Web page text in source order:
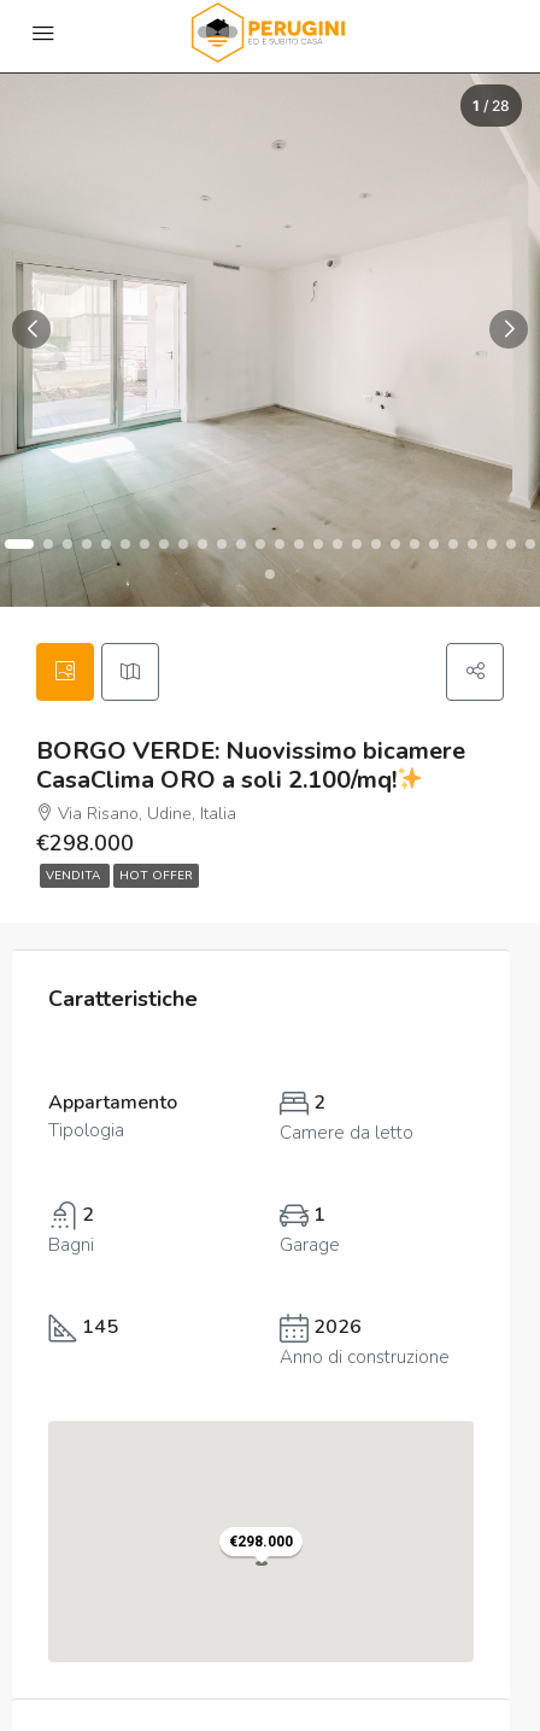
1 / 28
BORGO VERDE: Nuovissimo bicamere
CasaClima ORO a soli 2.100/mq!
Via Risano, Udine, Italia
€298.000
VENDITA HOT OFFER
Caratteristiche
Appartamento
Tipologia
2
Camere da letto
2
Bagni
1
Garage
145 2026
Anno di construzione
€298.000